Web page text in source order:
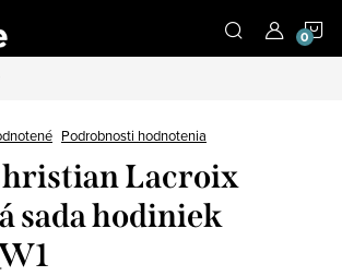
Podrobnosti hodnotenia
Lacroix
sada hodiniek